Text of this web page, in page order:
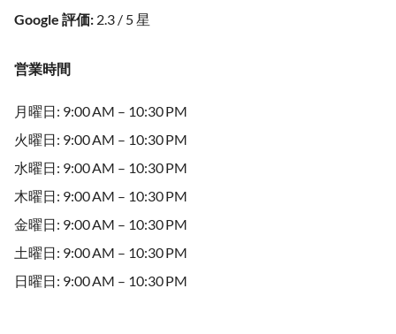
Google 評価: 2.3 / 5 星
営業時間
月曜日: 9:00 AM – 10:30 PM
火曜日: 9:00 AM – 10:30 PM
水曜日: 9:00 AM – 10:30 PM
木曜日: 9:00 AM – 10:30 PM
金曜日: 9:00 AM – 10:30 PM
土曜日: 9:00 AM – 10:30 PM
日曜日: 9:00 AM – 10:30 PM